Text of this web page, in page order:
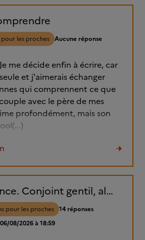
pour les proches Aucune réponse
me décide enfin à écrire, car
et j'aimerais échanger
qui comprennent ce que
avec le père de mes
profondément, mais son
Codépendance. Conjoint gentil, alcoolique, parce que bipolaire....
pour les proches 14 réponses
08/2026 à 18:59